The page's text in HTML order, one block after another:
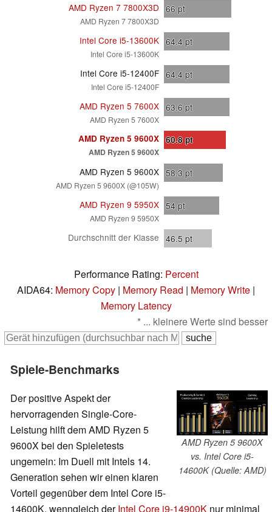
AMD Ryzen 7 7800X3D
AMD Ryzen 7 7800X3D
66 pt
Intel Core i5-13600K
Intel Core i5-13600K
64.4 pt
Intel Core i5-12400F
Intel Core i5-12400F
64.4 pt
AMD Ryzen 5 7600X
AMD Ryzen 5 7600X
63.6 pt
AMD Ryzen 5 9600X
AMD Ryzen 5 9600X
60.8pt
AMD Ryzen 5 9600X
AMD Ryzen 5 9600X (@105W)
58.3 pt
AMD Ryzen 9 5950X
AMD Ryzen 9 5950X
54 pt
Durchschnitt der Klasse 46.5 pt
Performance Rating: Percent
AIDA64: Memory Copy | Memory Read | Memory Write |
Memory Latency
* ... kleinere Werte sind besser
Spiele-Benchmarks
AMD Ryzen 5 9600X
vs. Intel Core i5-
14600K (Quelle: AMD)
Der positive Aspekt der
hervorragenden Single-Core-
Leistung hilft dem AMD Ryzen 5
9600X bei den Spieletests
ungemein: Im Duell mit Intels 14.
Generation sehen wir einen klaren
Vorteil gegenüber dem Intel Core i5-
14600K, wenngleich derIntel Core i9-14900K nur minimal